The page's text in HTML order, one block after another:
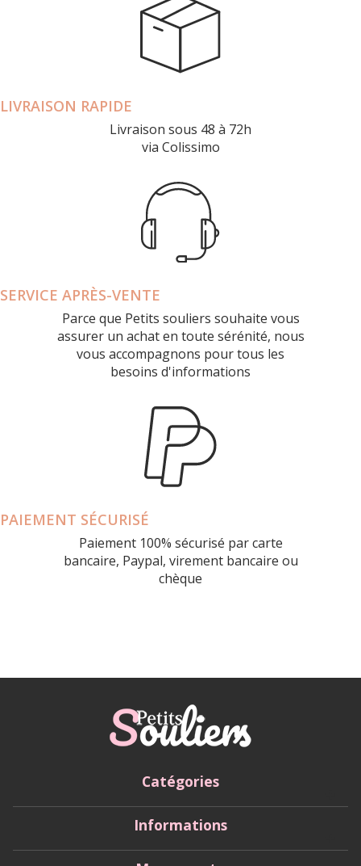
LIVRAISON RAPIDE
Livraison sous 48 à 72h
via Colissimo
SERVICE APRÈS-VENTE
Parce que Petits souliers souhaite vous
assurer un achat en toute sérénité, nous
vous accompagnons pour tous les
besoins d'informations
PAIEMENT SÉCURISÉ
Paiement 100% sécurisé par carte
bancaire, Paypal, virement bancaire ou
chèque
Catégories
Informations